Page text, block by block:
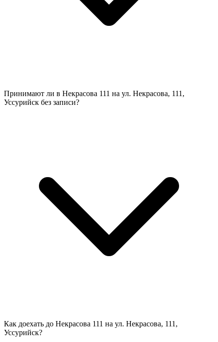
Принимают ли в Некрасова 111 на ул. Некрасова, 111,
Уссурийск без записи?
Как доехать до Некрасова 111 на ул. Некрасова, 111,
Уссурийск?